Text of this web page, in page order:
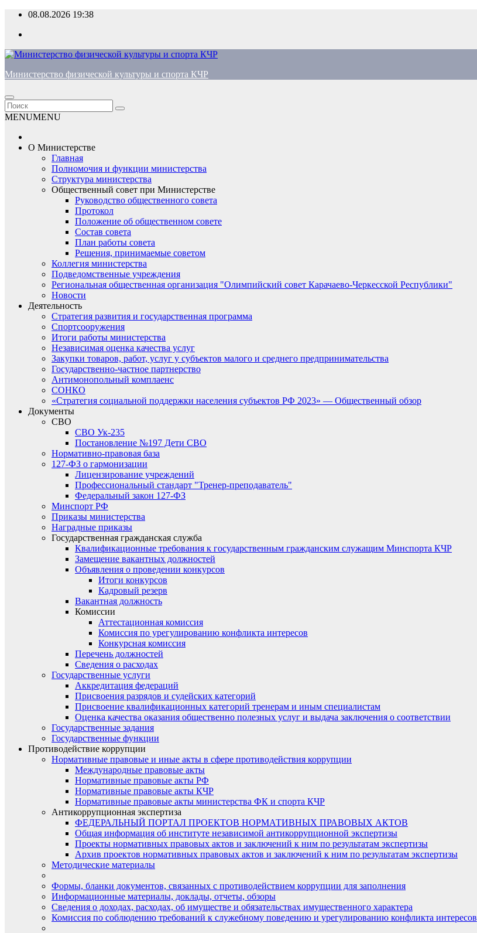
Перейти
содержимому
08.08.2026 19:38
Министерство физической культуры и спорта КЧР
MENUMENU
О Министерстве
Главная
Полномочия и функции министерства
Структура министерства
Общественный совет при Министерстве
Руководство общественного совета
Протокол
Положение об общественном совете
Состав совета
План работы совета
Решения, принимаемые советом
Коллегия министерства
Подведомственные учреждения
Региональная общественная организация "Олимпийский совет Карачаево-Черкесской Республики"
Новости
Деятельность
Стратегия развития и государственная программа
Спортсооружения
Итоги работы министерства
Независимая оценка качества услуг
Закупки товаров, работ, услуг у субъектов малого и среднего предпринимательства
Государственно-частное партнерство
Антимонопольный комплаенс
СОНКО
«Стратегия социальной поддержки населения субъектов РФ 2023» — Общественный обзор
Документы
СВО
СВО Ук-235
Постановление №197 Дети СВО
Нормативно-правовая база
127-ФЗ о гармонизации
Лицензирование учреждений
Профессиональный стандарт "Тренер-преподаватель"
Федеральный закон 127-ФЗ
Минспорт РФ
Приказы министерства
Наградные приказы
Государственная гражданская служба
Квалификационные требования к государственным гражданским служащим Минспорта КЧР
Замещение вакантных должностей
Объявления о проведении конкурсов
Итоги конкурсов
Кадровый резерв
Вакантная должность
Комиссии
Аттестационная комиссия
Комиссия по урегулированию конфликта интересов
Конкурсная комиссия
Перечень должностей
Сведения о расходах
Государственные услуги
Аккредитация федераций
Присвоения разрядов и судейских категорий
Присвоение квалификационных категорий тренерам и иным специалистам
Оценка качества оказания общественно полезных услуг и выдача заключения о соответствии
Государственные задания
Государственные функции
Противодействие коррупции
Нормативные правовые и иные акты в сфере противодействия коррупции
Международные правовые акты
Нормативные правовые акты РФ
Нормативные правовые акты КЧР
Нормативные правовые акты министерства ФК и спорта КЧР
Антикоррупционная экспертиза
ФЕДЕРАЛЬНЫЙ ПОРТАЛ ПРОЕКТОВ НОРМАТИВНЫХ ПРАВОВЫХ АКТОВ
Общая информация об институте независимой антикоррупционной экспертизы
Проекты нормативных правовых актов и заключений к ним по результатам экспертизы
Архив проектов нормативных правовых актов и заключений к ним по результатам экспертизы
Методические материалы
Формы, бланки документов, связанных с противодействием коррупции для заполнения
Информационные материалы, доклады, отчеты, обзоры
Сведения о доходах, расходах, об имуществе и обязательствах имущественного характера
Комиссия по соблюдению требований к служебному поведению и урегулированию конфликта интересов